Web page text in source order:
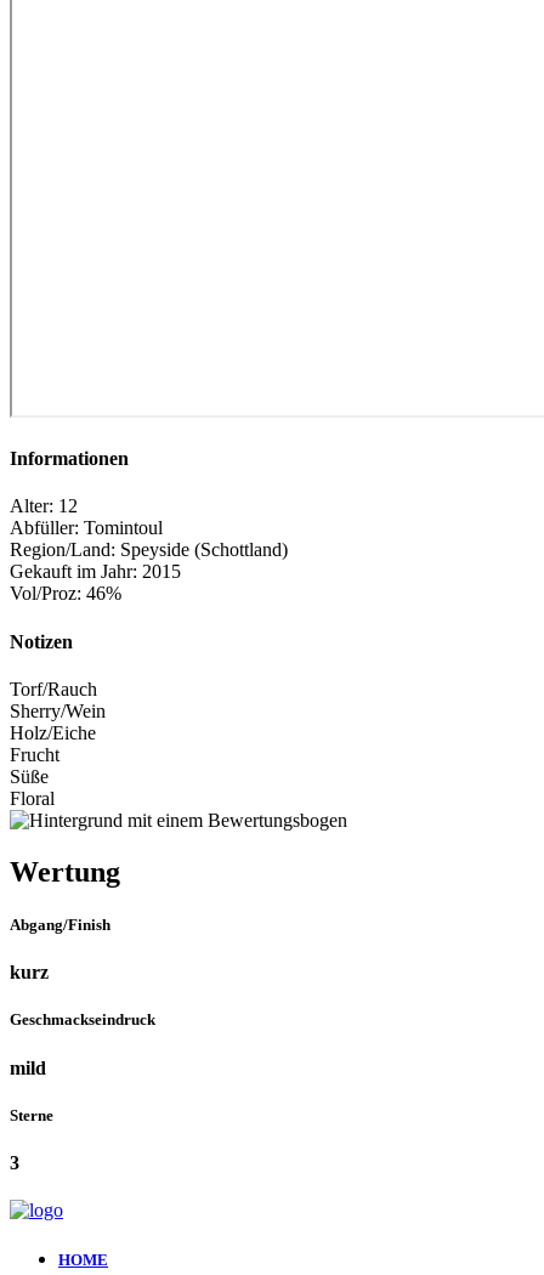
Informationen
Alter: 12
Abfüller: Tomintoul
Region/Land: Speyside (Schottland)
Gekauft im Jahr: 2015
Vol/Proz: 46%
Notizen
Torf/Rauch
Sherry/Wein
Holz/Eiche
Frucht
Süße
Floral
Wertung
Abgang/Finish
kurz
Geschmackseindruck
mild
Sterne
3
HOME